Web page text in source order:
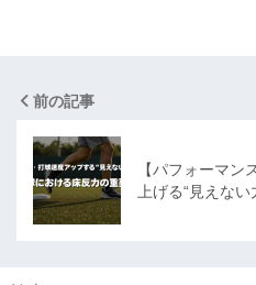
前の記事
【パフォーマン
上げる“見えない